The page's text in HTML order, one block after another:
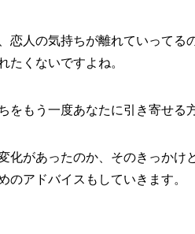
恋人の気持ちが離れていってる
たくないですよね。
をもう一度あなたに引き寄せる
化があったのか、そのきっかけ
のアドバイスもしていきます。